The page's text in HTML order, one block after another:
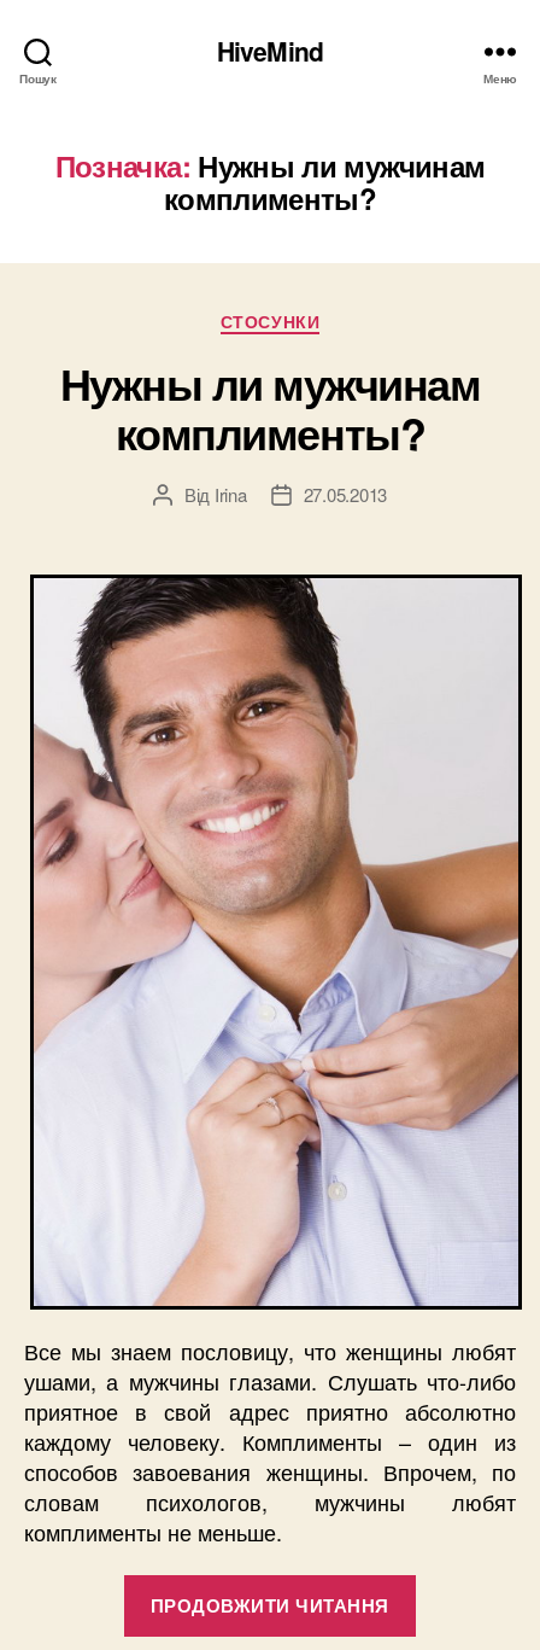
Пошук
HiveMind
Меню
Позначка: Нужны ли мужчинам
комплименты?
Категорії
СТОСУНКИ
Нужны ли мужчинам
комплименты?
Автор
Від Irina
Дата27.05.2013
Все мы знаем пословицу, что женщины любят
ушами, а мужчины глазами. Слушать что-либо
приятное в свой адрес приятно абсолютно
каждому человеку. Комплименты – один из
способов завоевания женщины. Впрочем, по
словам психологов, мужчины любят
комплименты не меньше.
ПРОДОВЖИТИ ЧИТАННЯ